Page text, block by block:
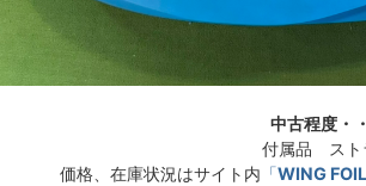
中古程度・
付属品 スト
価格、在庫状況はサイト内 「WING